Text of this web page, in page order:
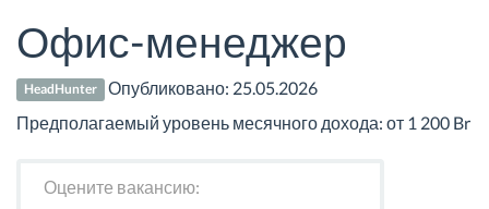
Офис-менеджер
HeadHunter Опубликовано: 25.05.2026
Предполагаемый уровень месячного дохода: от 1 200 Br
Оцените вакансию: